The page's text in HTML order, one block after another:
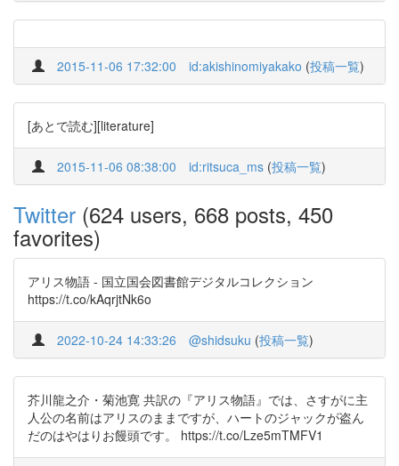
2015-11-06 17:32:00 id:akishinomiyakako (投稿一覧)
[あとで読む][literature]
2015-11-06 08:38:00 id:ritsuca_ms (投稿一覧)
Twitter (624 users, 668 posts, 450
favorites)
アリス物語 - 国立国会図書館デジタルコレクション
https://t.co/kAqrjtNk6o
2022-10-24 14:33:26 @shidsuku (投稿一覧)
芥川龍之介・菊池寛 共訳の『アリス物語』では、さすがに主
人公の名前はアリスのままですが、ハートのジャックが盗ん
だのはやはりお饅頭です。 https://t.co/Lze5mTMFV1